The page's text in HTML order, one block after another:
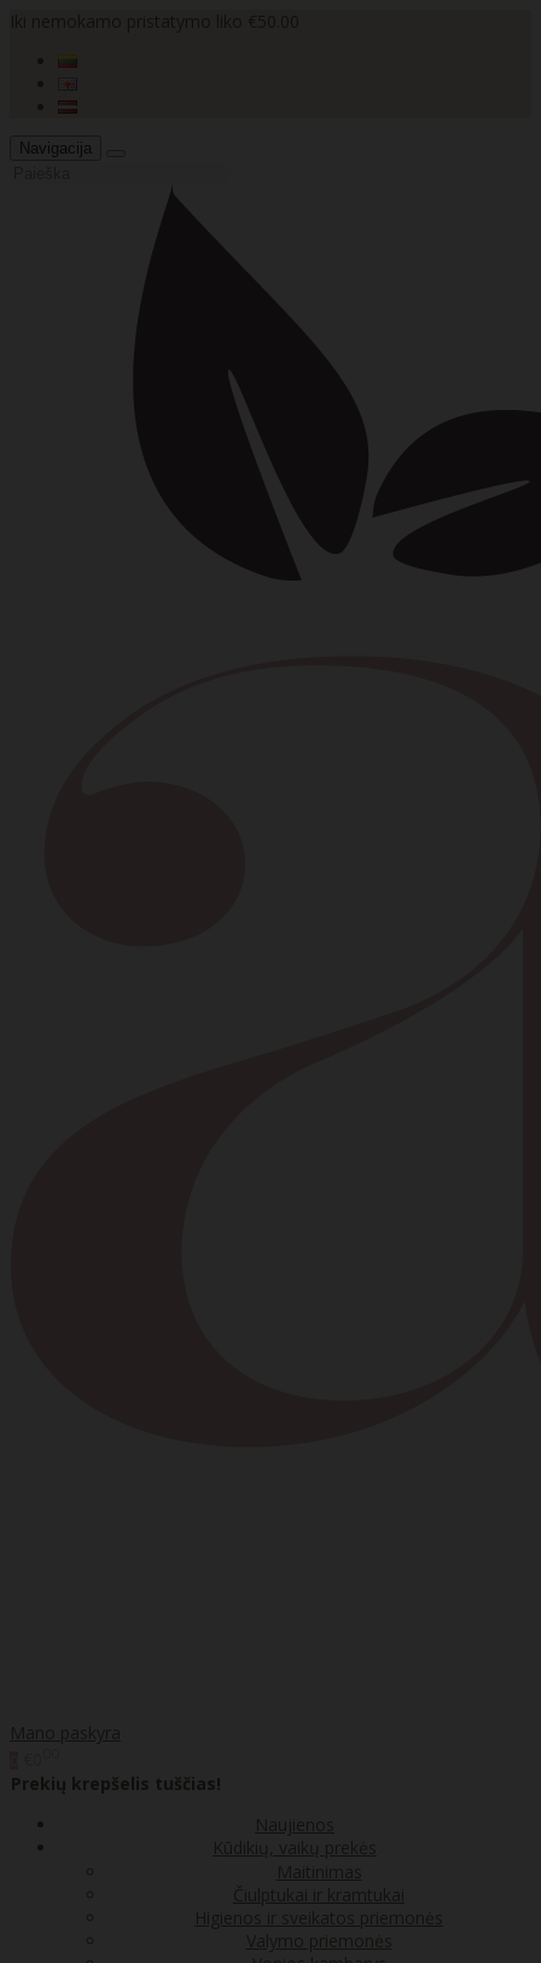
Navigacija
Mano paskyra
Prekių krepšelis tuščias!
Naujienos
Kūdikių, vaikų prekės
Maitinimas
Čiulptukai ir kramtukai
Higienos ir sveikatos priemonės
Valymo priemonės